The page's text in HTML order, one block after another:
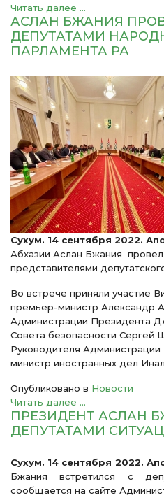
Читать далее ...
АСЛАН БЖАНИЯ
ДЕПУТАТАМИ
ПАРЛАМЕНТА РА
Сухум. 14 сентября 2022.
Абхазии Аслан Бжания провел
представителями
Во встрече приняли участие
премьер-министр Александр
Администрации Президента
Совета безопасности Сергей
Руководителя
министр иностранных дел
Опубликовано в Новости
Читать далее ...
ПРЕЗИДЕНТ АСЛАН
ДЕПУТАТАМИ
Сухум. 14 сентября 2022.
Бжания встретился с
сообщается на сайте